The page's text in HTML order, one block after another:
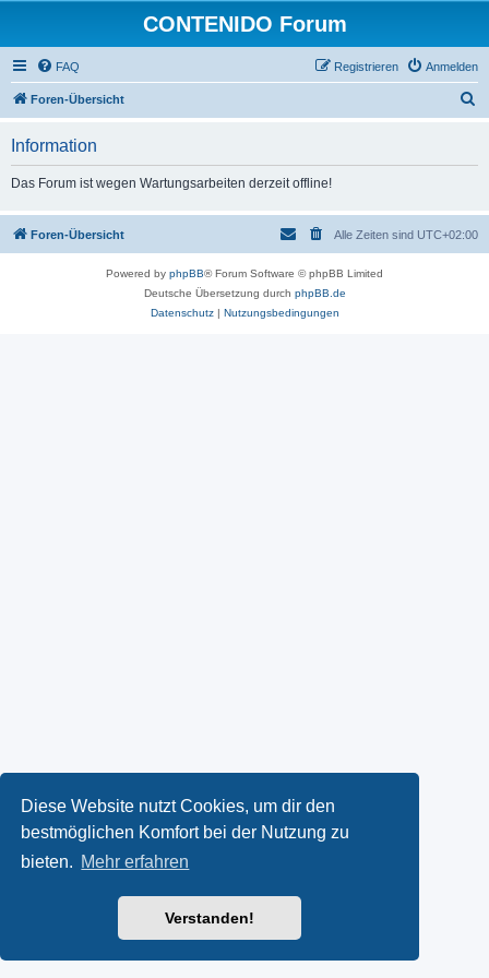
Diese Website nutzt Cookies, um dir den
bestmöglichen Komfort bei der Nutzung zu
bieten. Mehr erfahren
Verstanden!
CONTENIDO Forum
FAQ Anmelden
Registrieren
Foren-Übersicht
Information
Das Forum ist wegen Wartungsarbeiten derzeit offline!
Foren-Übersicht Alle Zeiten sind UTC+02:00
Powered by phpBB® Forum Software © phpBB Limited
Deutsche Übersetzung durch phpBB.de
Datenschutz| Nutzungsbedingungen